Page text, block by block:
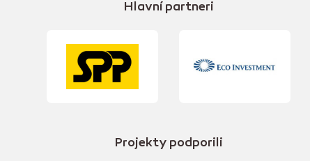
Hlavní partneri
Projekty podporili